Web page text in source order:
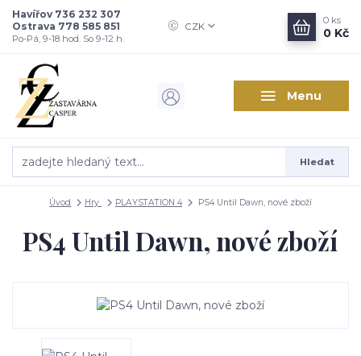
Menu
CZK
Hledat
Havířov 736 232 307
Ostrava 778 585 851
Po-Pá, 9-18 hod. So 9-12 h.
0 ks
0 Kč
Úvod Hry PLAYSTATION 4 PS4 Until Dawn, nové zboží
PS4 Until Dawn, nové zboží